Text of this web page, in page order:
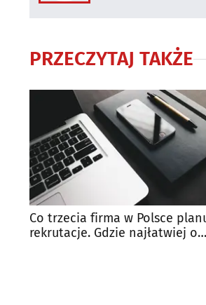
PRZECZYTAJ TAKŻE
Co trzecia firma w Polsce
rekrutacje. Gdzie najłatwiej o